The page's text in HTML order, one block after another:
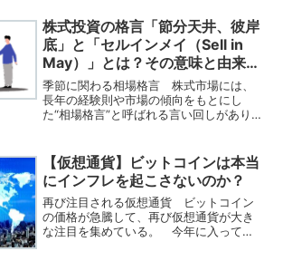
取引の仕組みと、それに伴うリスクにつ
いて解説します。信用取引...
株式投資の格言「節分天井、彼岸
底」と「セルインメイ（Sell in
May）」とは？その意味と由来を
解説
季節に関わる相場格言 株式市場には、
長年の経験則や市場の傾向をもとにし
た“相場格言”と呼ばれる言い回しがあり
のも多く存在します。その中でも有名な
のが、「節分天井、彼岸底...
【仮想通貨】ビットコインは本当
にインフレを起こさないのか？
再び注目される仮想通貨 ビットコイン
の価格が急騰して、再び仮想通貨が大き
な注目を集めている。 今年に入って、